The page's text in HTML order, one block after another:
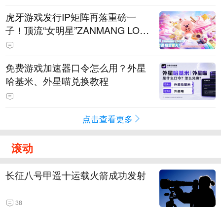
虎牙游戏发行IP矩阵再落重磅一
子！顶流“女明星”ZANMANG LOO
PY 正版3D消除手游《消消奇遇》
惊喜曝光
免费游戏加速器口令怎么用？外星
哈基米、外星喵兑换教程
点击查看更多
滚动
长征八号甲遥十运载火箭成功发射
38